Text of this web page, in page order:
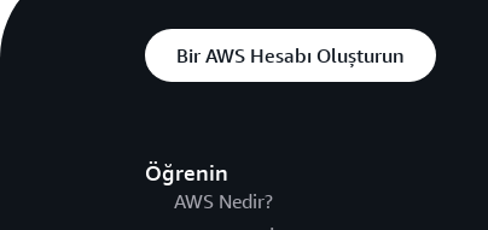
Bir AWS Hesabı Oluşturun
Öğrenin
AWS Nedir?